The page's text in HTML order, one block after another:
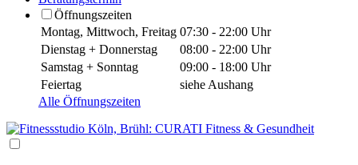
Öffnungszeiten
Montag, Mittwoch, Freitag 07:30 - 22:00 Uhr
Dienstag + Donnerstag
08:00 - 22:00 Uhr
Samstag + Sonntag
09:00 - 18:00 Uhr
Feiertag
siehe Aushang
Alle Öffnungszeiten